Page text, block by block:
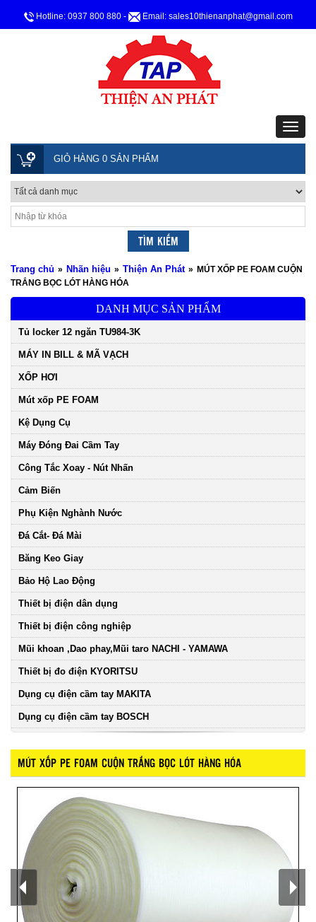
Hotline: 0937 800 880 - Email: sales10thienanphat@gmail.com
GIỎ HÀNG 0 SẢN PHẨM
Trang chủ » Nhãn hiệu » Thiện An Phát » MÚT XỐP PE FOAM CUỘN
TRẮNG BỌC LÓT HÀNG HÓA
DANH MỤC SẢN PHẨM
Tủ locker 12 ngăn TU984-3K
MÁY IN BILL & MÃ VẠCH
XỐP HƠI
Mút xốp PE FOAM
Kệ Dụng Cụ
Máy Đóng Đai Cầm Tay
Công Tắc Xoay - Nút Nhấn
Cảm Biến
Phụ Kiện Nghành Nước
Đá Cắt- Đá Mài
Băng Keo Giay
Bảo Hộ Lao Động
Thiết bị điện dân dụng
Thiết bị điện công nghiệp
Mũi khoan ,Dao phay,Mũi taro NACHI - YAMAWA
Thiết bị đo điện KYORITSU
Dụng cụ điện cầm tay MAKITA
Dụng cụ điện cầm tay BOSCH
MÚT XỐP PE FOAM CUỘN TRẮNG BỌC LÓT HÀNG HÓA